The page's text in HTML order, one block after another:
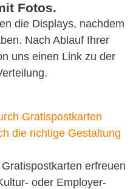
Fotos.
die Displays, nachdem
Nach Ablauf Ihrer
uns einen Link zu der
die richtige Gestaltung
erfreuen
oder Employer-